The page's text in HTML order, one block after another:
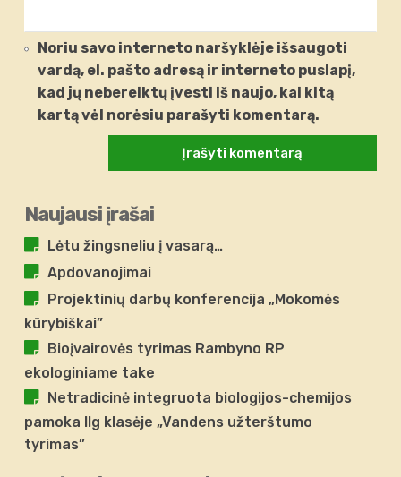
Noriu savo interneto naršyklėje išsaugoti
vardą, el. pašto adresą ir interneto puslapį,
kad jų nebereiktų įvesti iš naujo, kai kitą
kartą vėl norėsiu parašyti komentarą.
Naujausi įrašai
Lėtu žingsneliu į vasarą…
Apdovanojimai
Projektinių darbų konferencija „Mokomės
kūrybiškai”
Bioįvairovės tyrimas Rambyno RP
ekologiniame take
Netradicinė integruota biologijos-chemijos
pamoka IIg klasėje „Vandens užterštumo
tyrimas”